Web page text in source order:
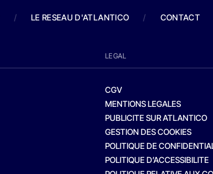
/ LE RESEAU D'ATLANTICO / CONTACT
LEGAL
CGV
MENTIONS LEGALES
PUBLICITE SUR ATLANTICO
GESTION DES COOKIES
POLITIQUE DE
POLITIQUE D’ACCESSIBILITE